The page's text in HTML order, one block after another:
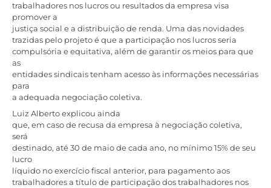
trabalhadores nos lucros ou resultados da empresa visa
promover a
justiça social e a distribuição de renda. Uma das novidades
trazidas pelo projeto é que a participação nos lucros seria
compulsória e equitativa, além de garantir os meios para que
as
entidades sindicais tenham acesso às informações necessárias
para
a adequada negociação coletiva.
Luiz Alberto explicou ainda
que, em caso de recusa da empresa à negociação coletiva,
será
destinado, até 30 de maio de cada ano, no mínimo 15% de seu
lucro
líquido no exercício fiscal anterior, para pagamento aos
trabalhadores a título de participação dos trabalhadores nos